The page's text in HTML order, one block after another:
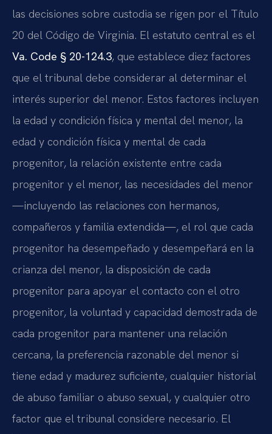
las decisiones sobre custodia se rigen por el Título
20 del Código de Virginia. El estatuto central es el
Va. Code § 20-124.3, que establece diez factores
que el tribunal debe considerar al determinar el
interés superior del menor. Estos factores incluyen
la edad y condición física y mental del menor, la
edad y condición física y mental de cada
progenitor, la relación existente entre cada
progenitor y el menor, las necesidades del menor
—incluyendo las relaciones con hermanos,
compañeros y familia extendida—, el rol que cada
progenitor ha desempeñado y desempeñará en la
crianza del menor, la disposición de cada
progenitor para apoyar el contacto con el otro
progenitor, la voluntad y capacidad demostrada de
cada progenitor para mantener una relación
cercana, la preferencia razonable del menor si
tiene edad y madurez suficiente, cualquier historial
de abuso familiar o abuso sexual, y cualquier otro
factor que el tribunal considere necesario. El